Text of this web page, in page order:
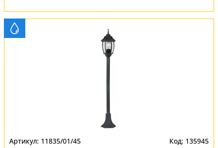
11835/01/45 135945